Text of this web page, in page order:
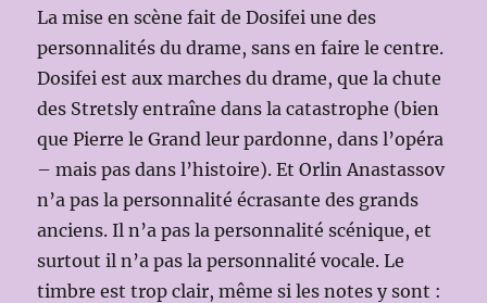
La mise en scène fait de Dosifei une des
personnalités du drame, sans en faire le centre.
Dosifei est aux marches du drame, que la chute
des Stretsly entraîne dans la catastrophe (bien
que Pierre le Grand leur pardonne, dans l’opéra
– mais pas dans l’histoire). Et Orlin Anastassov
n’a pas la personnalité écrasante des grands
anciens. Il n’a pas la personnalité scénique, et
surtout il n’a pas la personnalité vocale. Le
timbre est trop clair, même si les notes y sont :